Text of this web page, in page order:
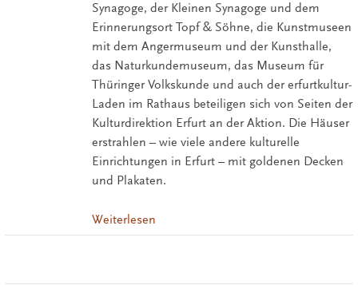
Synagoge, der Kleinen Synagoge und dem
Erinnerungsort Topf & Söhne, die Kunstmuseen
mit dem Angermuseum und der Kunsthalle,
das Naturkundemuseum, das Museum für
Thüringer Volkskunde und auch der erfurtkultur-
Laden im Rathaus beteiligen sich von Seiten der
Kulturdirektion Erfurt an der Aktion. Die Häuser
erstrahlen – wie viele andere kulturelle
Einrichtungen in Erfurt – mit goldenen Decken
und Plakaten.
Weiterlesen